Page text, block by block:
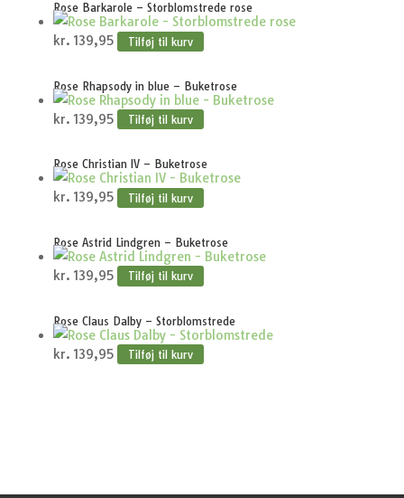
Rose Barkarole – Storblomstrede rose
kr. 139,95 Tilføj til kurv
Rose Rhapsody in blue – Buketrose
kr. 139,95 Tilføj til kurv
Rose Christian IV – Buketrose
kr. 139,95 Tilføj til kurv
Rose Astrid Lindgren – Buketrose
kr. 139,95 Tilføj til kurv
Rose Claus Dalby – Storblomstrede
kr. 139,95 Tilføj til kurv